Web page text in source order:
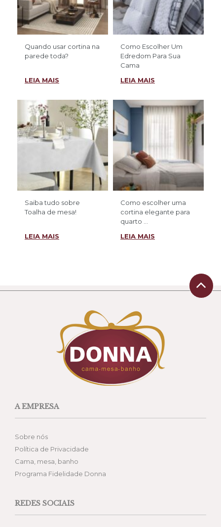
Quando usar cortina na
parede toda?
LEIA MAIS
Como Escolher Um
Edredom Para Sua
Cama
LEIA MAIS
Saiba tudo sobre
Toalha de mesa!
LEIA MAIS
Como escolher uma
cortina elegante para
quarto ...
LEIA MAIS
A EMPRESA
Sobre nós
Política de Privacidade
Cama, mesa, banho
Programa Fidelidade Donna
REDES SOCIAIS